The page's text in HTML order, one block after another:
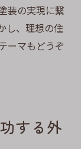
装の実現に繋
し、理想の住
ーマもどうぞ
する外